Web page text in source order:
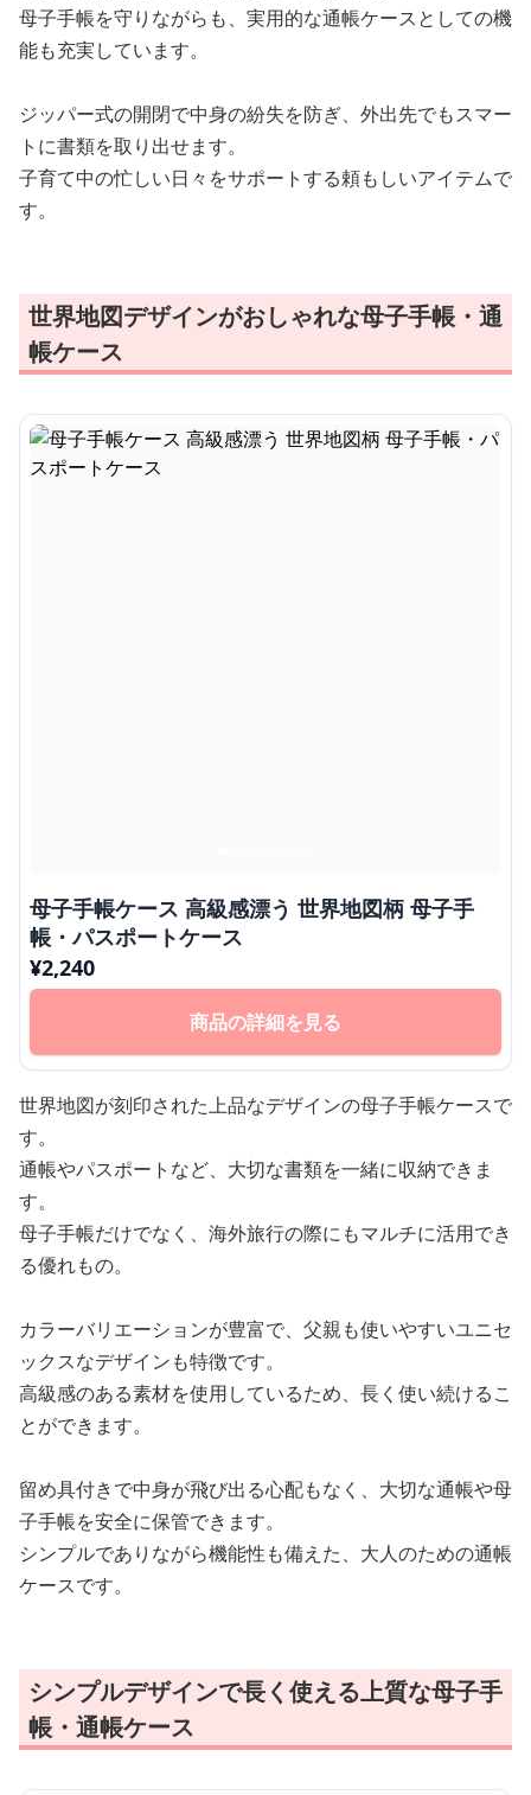
母子手帳を守りながらも、実用的な通帳ケースとしての機
能も充実しています。
ジッパー式の開閉で中身の紛失を防ぎ、外出先でもスマー
トに書類を取り出せます。
子育て中の忙しい日々をサポートする頼もしいアイテムで
す。
世界地図デザインがおしゃれな母子手帳・通
帳ケース
母子手帳ケース 高級感漂う 世界地図柄 母子手
帳・パスポートケース
¥2,240
商品の詳細を見る
世界地図が刻印された上品なデザインの母子手帳ケースで
す。
通帳やパスポートなど、大切な書類を一緒に収納できま
す。
母子手帳だけでなく、海外旅行の際にもマルチに活用でき
る優れもの。
カラーバリエーションが豊富で、父親も使いやすいユニセ
ックスなデザインも特徴です。
高級感のある素材を使用しているため、長く使い続けるこ
とができます。
留め具付きで中身が飛び出る心配もなく、大切な通帳や母
子手帳を安全に保管できます。
シンプルでありながら機能性も備えた、大人のための通帳
ケースです。
シンプルデザインで長く使える上質な母子手
帳・通帳ケース